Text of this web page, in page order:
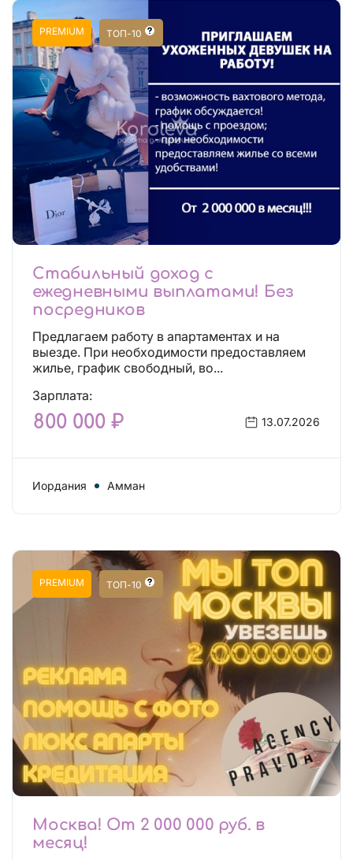
PREMIUM ТОП-10
Стабильный доход с
ежедневными выплатами! Без
посредников
Предлагаем работу в апартаментах и на
выезде. При необходимости предоставляем
жилье, график свободный, во...
Зарплата:
800 000 ₽ 13.07.2026
Иордания Амман
PREMIUM ТОП-10
Москва! От 2 000 000 руб. в
месяц!